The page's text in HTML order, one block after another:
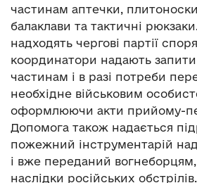
частинам аптечки,
балаклави та тактичні
надходять чергові партії
координатори надають запити
частинам і в разі потреби
необхідне військовим
оформлюючи акти прийому-
Допомога також надається
пожежний інструментарій
і вже переданий вогнеборцям,
наслідки російських обстрілів.